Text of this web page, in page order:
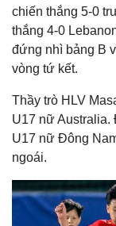
chiến thắng 5-0
thắng 4-0
đứng nhì bảng B
vòng tứ kết.
Thầy trò HLV
U17 nữ
U17 nữ Đông
ngoái.